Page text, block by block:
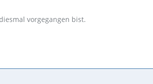
vorgegangen bist.